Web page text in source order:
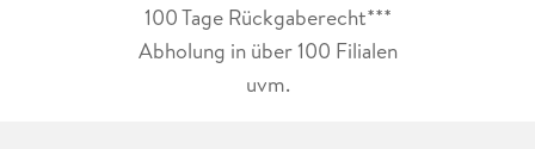
100 Tage Rückgaberecht***
Abholung in über 100 Filialen
uvm.